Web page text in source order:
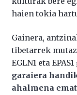
haien tokia
Gainera,
tibetarrek
EGLN1 eta
garaiera
ahalmena